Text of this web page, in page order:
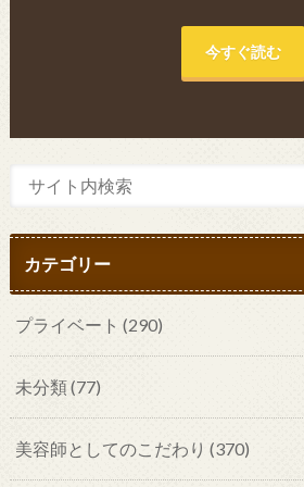
今すぐ読む
カテゴリー
プライベート (290)
未分類(77)
美容師としてのこだわり (370)